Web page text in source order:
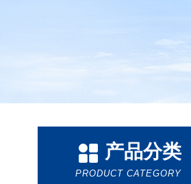
产品分类
PRODUCT CATEGORY